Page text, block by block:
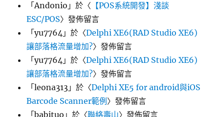
「Andonio 」於〈 【POS系統開發】淺談
ESC/POS〉發佈留言
「yu7764 」於〈Delphi XE6(RAD Studio XE6)
讓部落格流量增加?〉發佈留言
「yu7764 」於〈Delphi XE6(RAD Studio XE6)
讓部落格流量增加?〉發佈留言
「leona313 」於〈Delphi XE5 for android與iOS
Barcode Scanner範例 〉發佈留言
「babituo 」於〈聯絡壽山〉發佈留言